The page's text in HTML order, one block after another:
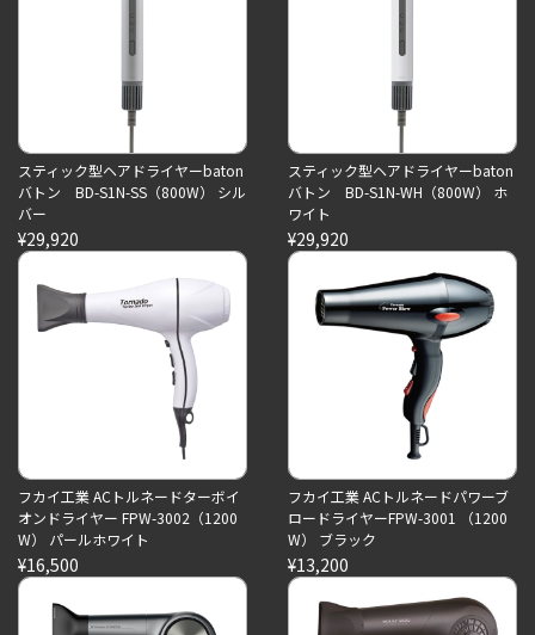
スティック型ヘアドライヤーbaton
バトン BD-S1N-SS（800W） シル
バー
¥29,920
スティック型ヘアドライヤーbaton
バトン BD-S1N-WH（800W） ホ
ワイト
¥29,920
フカイ工業 ACトルネードターボイ
オンドライヤー FPW-3002（1200
W） パールホワイト
¥16,500
フカイ工業 ACトルネードパワーブ
ロードライヤーFPW-3001 （1200
W） ブラック
¥13,200